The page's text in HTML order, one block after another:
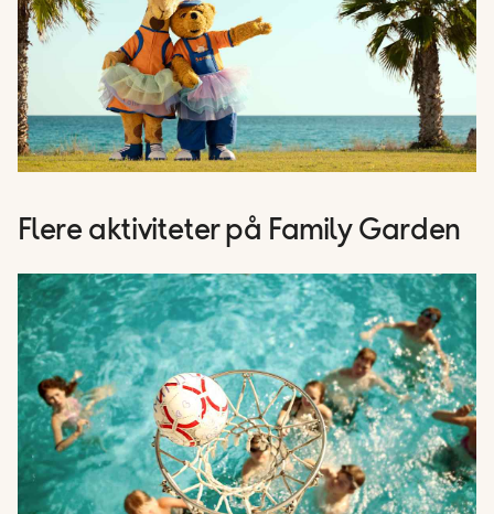
Flere aktiviteter på Family Garden